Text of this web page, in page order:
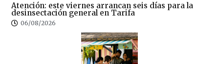
Atención: este viernes arrancan seis días para la
desinsectación general en Tarifa
06/08/2026